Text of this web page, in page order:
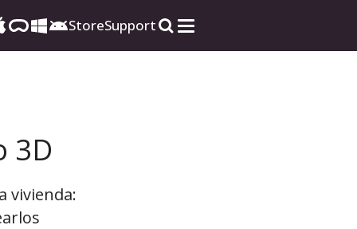
StoreSupport
3D
vivienda: